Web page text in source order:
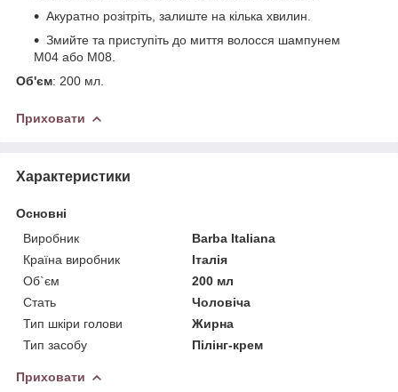
Акуратно розітріть, залиште на кілька хвилин.
Змийте та приступіть до миття волосся шампунем
M04 або M08.
Об'єм: 200 мл.
Приховати
Характеристики
Основні
Виробник
Barba Italiana
Країна виробник
Італія
Об`єм
200 мл
Стать
Чоловіча
Тип шкіри голови
Жирна
Тип засобу
Пілінг-крем
Приховати